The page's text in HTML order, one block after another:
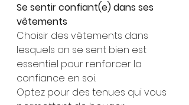
Se sentir confiant(e) dans ses
vêtements
Choisir des vêtements dans
lesquels on se sent bien est
essentiel pour renforcer la
confiance en soi.
Optez pour des tenues qui vous